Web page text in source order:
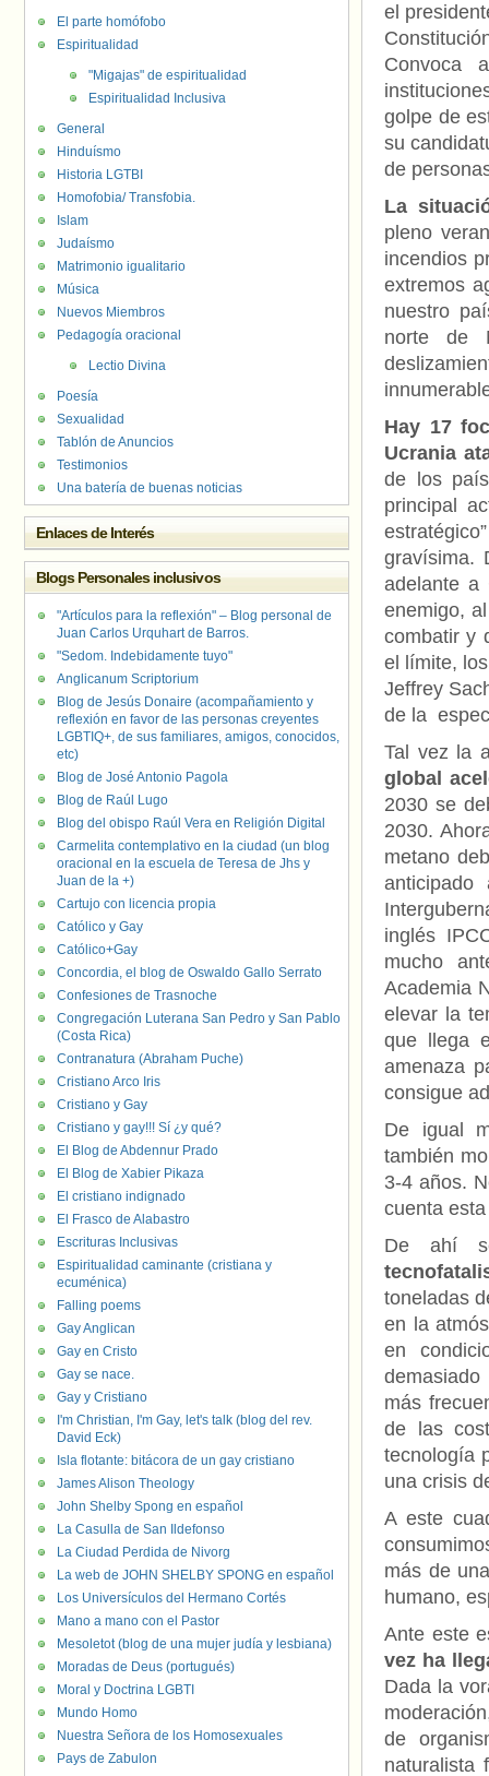
el
Convoca
golpe de
su
de
La
pleno
incendios
extremos
nuestro
norte de
Hay 17
Ucrania
de los
principal
gravísima.
adelante a
enemigo,
combatir y
el límite,
Jeffrey
de la
Tal vez la
global
2030 se
2030.
metano
inglés
mucho
Academia
elevar la
que llega
amenaza
consigue
De igual
también
3-4 años.
cuenta
De ahí
toneladas
en la
en
más
de las
tecnología
una crisis
A este
más de
humano,
Ante este
vez ha
Dada la
de
naturalista
El parte homófobo
Espiritualidad
"Migajas" de espiritualidad
Espiritualidad Inclusiva
General
Hinduísmo
Historia LGTBI
Homofobia/ Transfobia.
Islam
Judaísmo
Matrimonio igualitario
Música
Nuevos Miembros
Pedagogía oracional
Lectio Divina
Poesía
Sexualidad
Tablón de Anuncios
Testimonios
Una batería de buenas noticias
Enlaces de Interés
Blogs Personales inclusivos
"Artículos para la reflexión" – Blog personal de
Juan Carlos Urquhart de Barros.
"Sedom. Indebidamente tuyo"
Anglicanum Scriptorium
Blog de Jesús Donaire (acompañamiento y
reflexión en favor de las personas creyentes
LGBTIQ+, de sus familiares, amigos, conocidos,
etc)
Blog de José Antonio Pagola
Blog de Raúl Lugo
Blog del obispo Raúl Vera en Religión Digital
Carmelita contemplativo en la ciudad (un blog
oracional en la escuela de Teresa de Jhs y
Juan de la +)
Cartujo con licencia propia
Católico y Gay
Católico+Gay
Concordia, el blog de Oswaldo Gallo Serrato
Confesiones de Trasnoche
Congregación Luterana San Pedro y San Pablo
(Costa Rica)
Contranatura (Abraham Puche)
Cristiano Arco Iris
Cristiano y Gay
Cristiano y gay!!! Sí ¿y qué?
El Blog de Abdennur Prado
El Blog de Xabier Pikaza
El cristiano indignado
El Frasco de Alabastro
Escrituras Inclusivas
Espiritualidad caminante (cristiana y
ecuménica)
Falling poems
Gay Anglican
Gay en Cristo
Gay se nace.
Gay y Cristiano
I'm Christian, I'm Gay, let's talk (blog del rev.
David Eck)
Isla flotante: bitácora de un gay cristiano
James Alison Theology
John Shelby Spong en español
La Casulla de San Ildefonso
La Ciudad Perdida de Nivorg
La web de JOHN SHELBY SPONG en español
Los Universículos del Hermano Cortés
Mano a mano con el Pastor
Mesoletot (blog de una mujer judía y lesbiana)
Moradas de Deus (portugués)
Moral y Doctrina LGBTI
Mundo Homo
Nuestra Señora de los Homosexuales
Pays de Zabulon